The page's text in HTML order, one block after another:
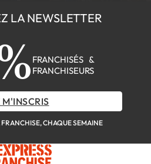
LA NEWSLETTER
FRANCHISÉS &
FRANCHISEURS
M'INSCRIS
CHAQUE SEMAINE